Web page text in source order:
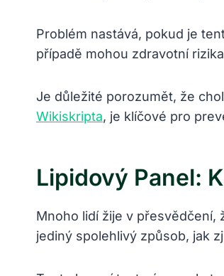
Problém nastává, pokud je
případě mohou zdravotní
Je důležité porozumět, že
Wikiskripta, je klíčové pro
Lipidový Panel:
Mnoho lidí žije v přesvědčení,
jediný spolehlivý způsob, jak